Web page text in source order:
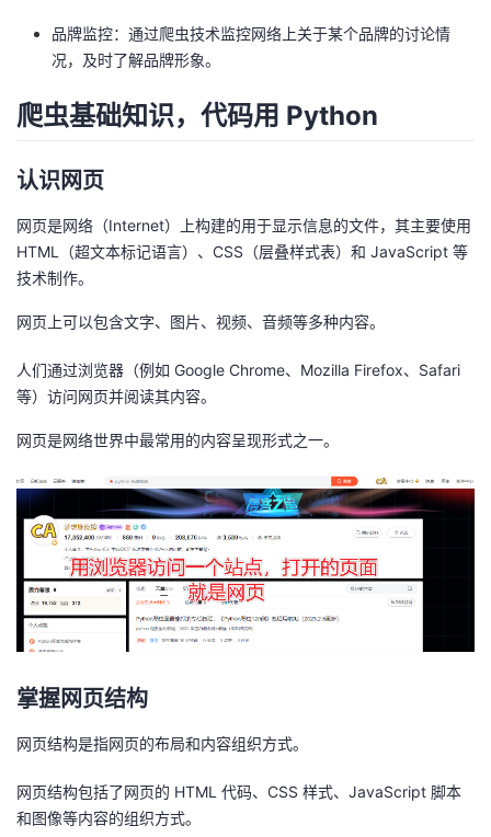
品牌监控：通过爬虫技术监控网络上关于某个品牌的讨论情
况，及时了解品牌形象。
爬虫基础知识，代码用 Python
认识网页
网页是网络（Internet）上构建的用于显示信息的文件，其主要使用
HTML（超文本标记语言）、CSS（层叠样式表）和 JavaScript 等
技术制作。
网页上可以包含文字、图片、视频、音频等多种内容。
人们通过浏览器（例如 Google Chrome、Mozilla Firefox、Safari
等）访问网页并阅读其内容。
网页是网络世界中最常用的内容呈现形式之一。
掌握网页结构
网页结构是指网页的布局和内容组织方式。
网页结构包括了网页的 HTML 代码、CSS 样式、JavaScript 脚本
和图像等内容的组织方式。